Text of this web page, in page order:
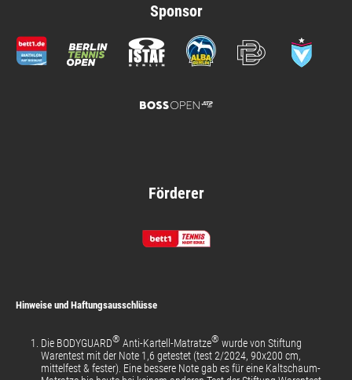
Sponsor
Förderer
Hinweise und Haftungsausschlüsse
Die BODYGUARD® Anti-Kartell-Matratze® wurde von Stiftung
Warentest mit der Note 1,6 getestet (test 2/2024, 90x200 cm,
mittelfest & fester). Eine bessere Note gab es für eine Kaltschaum-